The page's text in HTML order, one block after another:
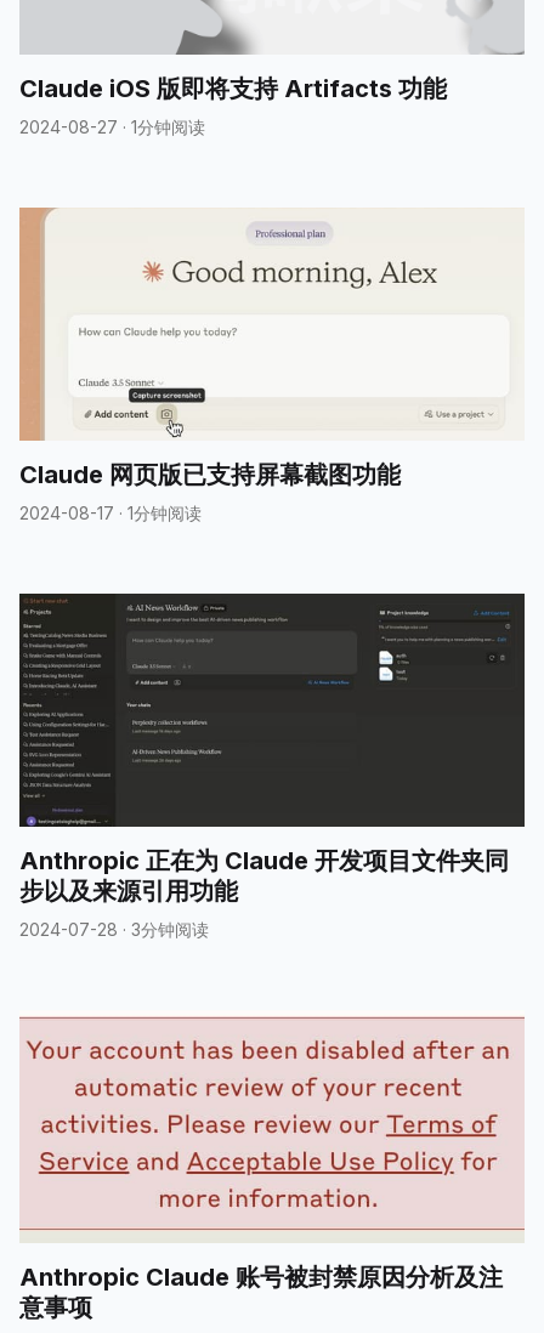
Claude iOS 版即将支持 Artifacts 功能
2024-08-27 · 1分钟阅读
Claude 网页版已支持屏幕截图功能
2024-08-17 · 1分钟阅读
Anthropic 正在为 Claude 开发项目文件夹同
步以及来源引用功能
2024-07-28 · 3分钟阅读
Anthropic Claude 账号被封禁原因分析及注
意事项